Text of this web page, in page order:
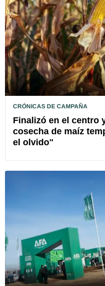
CRÓNICAS DE CAMPAÑA
Finalizó en el centro
cosecha de maíz
el olvido"